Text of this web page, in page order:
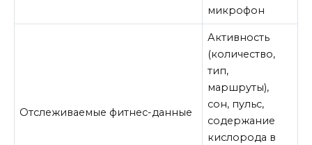
микрофон
Отслеживаемые фитнес-данные
Активность
(количество,
тип,
маршруты),
сон, пульс,
содержание
кислорода в